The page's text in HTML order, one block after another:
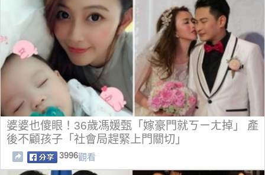
婆婆也傻眼！36歲馮媛甄「嫁豪門就ㄎㄧㄤ掉」 產
後不顧孩子「社會局趕緊上門關切」
3996觀看